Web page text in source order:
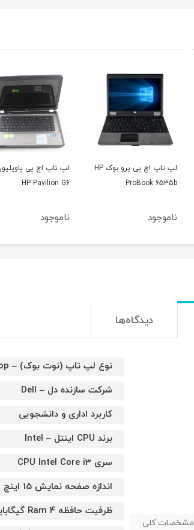
لپ تاپ اچ پی پاویلیون
HP Pavilion G6
ناموجود
لپ تاپ لنوو Lenovo
ThinkPad R400
ناموجود
دیدگاه‌ها
مشخصات کلی
نوع لپ تاپ (نوت بوک) – Laptop
شرکت سازنده دل – Dell
کاربرد اداری و دانشجویی
برند CPU اینتل – Intel
سری CPU Intel Core i3
اندازه صفحه نمایش 15 اینچ
ظرفیت حافظه Ram 4 گیگابایت